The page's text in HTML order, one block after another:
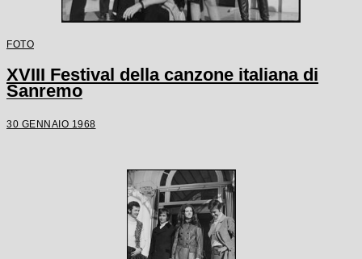
FOTO
XVIII Festival della canzone italiana di
Sanremo
30 GENNAIO 1968